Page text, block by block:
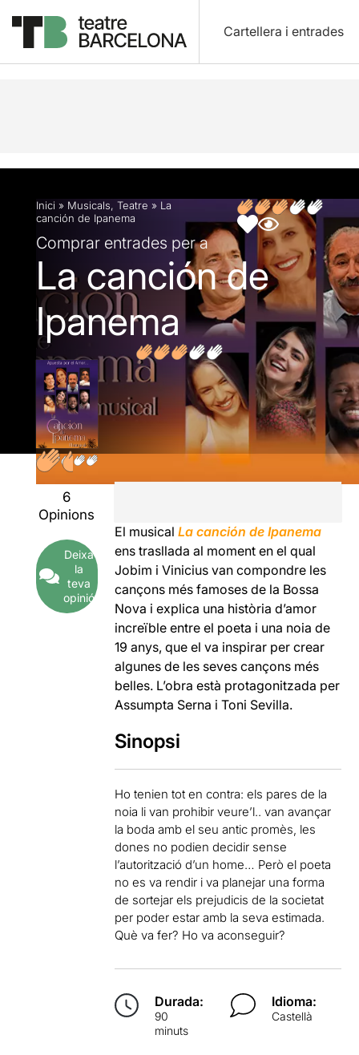
Cartellera i entrades
Descripció Fitxa artística Fotos i vídeos
Inici » Musicals, Teatre » La
canción de Ipanema
Comprar entrades per a
La canción de
Ipanema
6
Opinions
Deixa
la
teva
opinió
El musical La canción deIpanema
ens trasllada al moment en el qual
Jobim i Vinicius van compondre les
cançons més famoses de la Bossa
Nova i explica una història d’amor
increïble entre el poeta i una noia de
19 anys, que el va inspirar per crear
algunes de les seves cançons més
belles. L’obra està protagonitzada per
Assumpta Serna i Toni Sevilla.
Sinopsi
Ho tenien tot en contra: els pares de la
noia li van prohibir veure’l.. van avançar
la boda amb el seu antic promès, les
dones no podien decidir sense
l’autorització d’un home… Però el poeta
no es va rendir i va planejar una forma
de sortejar els prejudicis de la societat
per poder estar amb la seva estimada.
Què va fer? Ho va aconseguir?
Durada:
90
minuts
Idioma:
Castellà